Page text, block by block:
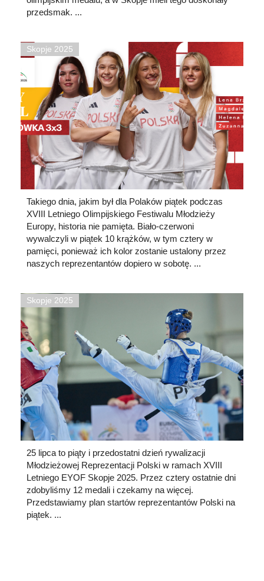
przedsmak. ...
Skopje 2025
Takiego dnia, jakim był dla Polaków piątek podczas
XVIII Letniego Olimpijskiego Festiwalu Młodzieży
Europy, historia nie pamięta. Biało-czerwoni
wywalczyli w piątek 10 krążków, w tym cztery w
pamięci, ponieważ ich kolor zostanie ustalony przez
naszych reprezentantów dopiero w sobotę. ...
Skopje 2025
25 lipca to piąty i przedostatni dzień rywalizacji
Młodzieżowej Reprezentacji Polski w ramach XVIII
Letniego EYOF Skopje 2025. Przez cztery ostatnie dni
zdobyliśmy 12 medali i czekamy na więcej.
Przedstawiamy plan startów reprezentantów Polski na
piątek. ...